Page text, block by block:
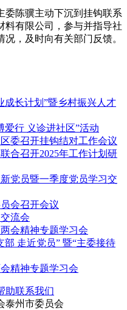
委陈骥主动下沉到挂钩联系
料有限公司，参与并指导社
，及时向有关部门反馈。
成长计划”暨乡村振兴人才
爱行 义诊进社区”活动
委召开挂钩结对工作会议
合召开2025年工作计划研
党员暨一季度党员学习交
会召开会议
流会
会精神专题学习会
部 走近党员” 暨“主委接待
精神专题学习会
助联系我们
泰州市委员会